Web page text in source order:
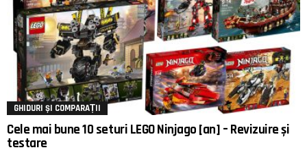
GHIDURI ȘI COMPARAȚII
Cele mai bune 10 seturi LEGO Ninjago [an] – Revizuire și
testare